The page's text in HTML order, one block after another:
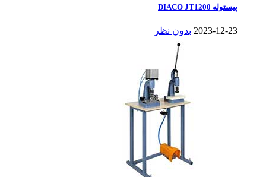
پیستوله DIACO JT1200
2023-12-23 بدون نظر